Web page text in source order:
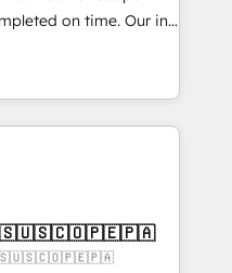
certified, reinforcing
and compliance. At
on time. Our in-
experts,
handles all
15+ different CRMs
✨ CS: Clients
new visitors for a
415% conversion